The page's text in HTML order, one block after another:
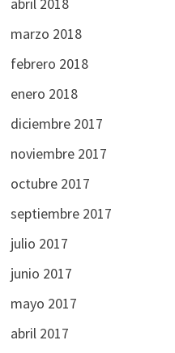
abril 2018
marzo 2018
febrero 2018
enero 2018
diciembre 2017
noviembre 2017
octubre 2017
septiembre 2017
julio 2017
junio 2017
mayo 2017
abril 2017